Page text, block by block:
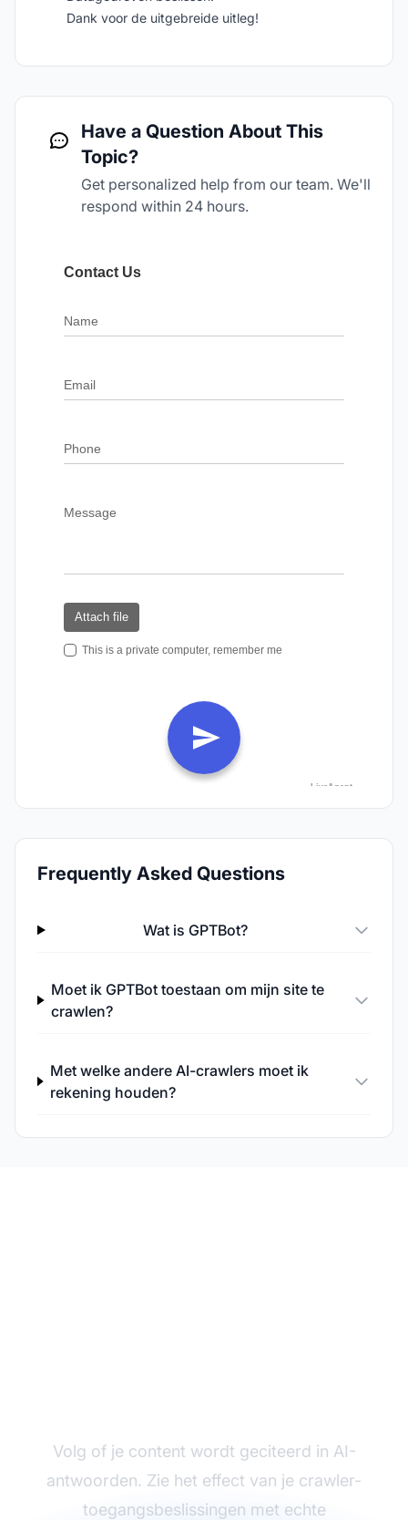
Dank voor de uitgebreide uitleg!
Have a Question About This
Topic?
Get personalized help from our team. We'll
respond within 24 hours.
Frequently Asked Questions
Wat is GPTBot?
Moet ik GPTBot toestaan om mijn site te
crawlen?
Met welke andere AI-crawlers moet ik
rekening houden?
Volg of je content wordt geciteerd in AI-
antwoorden. Zie het effect van je crawler-
toegangsbeslissingen met echte